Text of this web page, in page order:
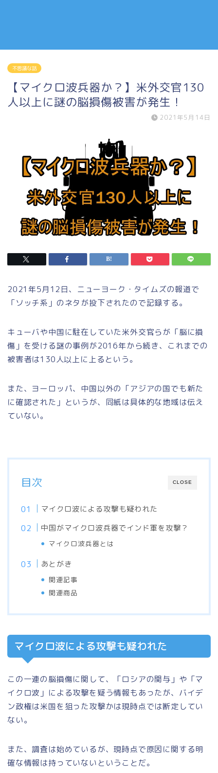
不思議な話
【マイクロ波兵器か？】米外交官130
人以上に謎の脳損傷被害が発生！
2021年5月14日
2021年5月12日、ニューヨーク・タイムズの報道で
「ソッチ系」のネタが投下されたので記録する。
キューバや中国に駐在していた米外交官らが「脳に損
傷」を受ける謎の事例が2016年から続き、これまでの
被害者は130人以上に上るという。
また、ヨーロッパ、中国以外の「アジアの国でも新た
に確認された」というが、同紙は具体的な地域は伝え
ていない。
CLOSE
目次
マイクロ波による攻撃も疑われた
中国がマイクロ波兵器でインド軍を攻撃？
マイクロ波兵器とは
あとがき
関連記事
関連商品
マイクロ波による攻撃も疑われた
この一連の脳損傷に関して、「ロシアの関与」や「マ
イクロ波」による攻撃を疑う情報もあったが、バイデ
ン政権は米国を狙った攻撃かは現時点では断定してい
ない。
また、調査は始めているが、現時点で原因に関する明
確な情報は持っていないということだ。